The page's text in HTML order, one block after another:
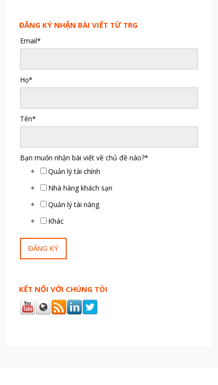
ĐĂNG KÝ NHẬN BÀI VIẾT TỪ TRG
Email*
Họ*
Tên*
Bạn muốn nhận bài viết về chủ đề nào?*
Quản lý tài chính
Nhà hàng khách sạn
Quản lý tài năng
Khác
KẾT NỐI VỚI CHÚNG TÔI